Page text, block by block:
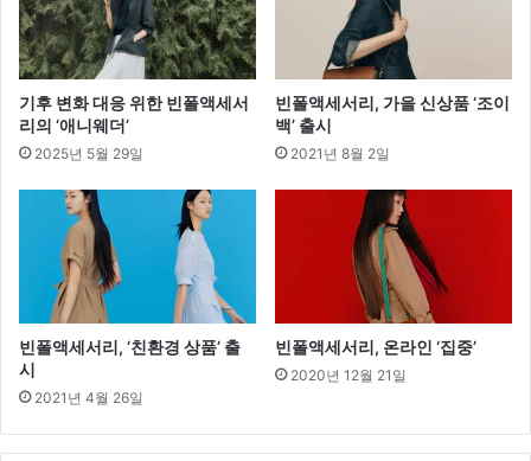
즈
펀
딩
기후 변화 대응 위한 빈폴액세서
리의 ‘애니웨더’
2025년 5월 29일
빈폴액세서리, 가을 신상품 ‘조이
백’ 출시
2021년 8월 2일
빈폴액세서리, ‘친환경 상품’ 출
시
2021년 4월 26일
빈폴액세서리, 온라인 ‘집중’
2020년 12월 21일